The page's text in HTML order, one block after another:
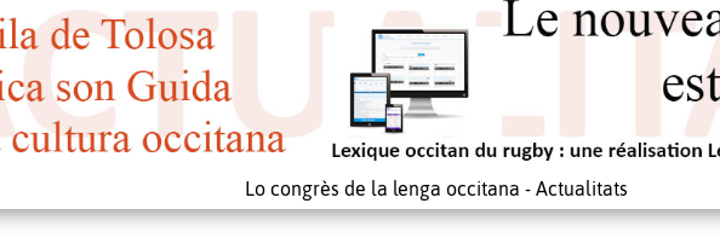
Lo congrès de la lenga occitana - Actualitats